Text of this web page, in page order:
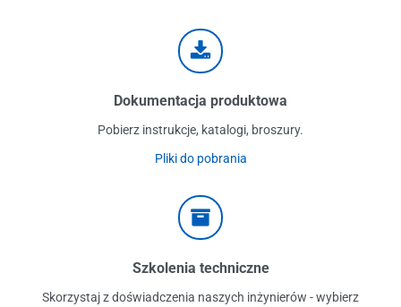
Dokumentacja produktowa
Pobierz instrukcje, katalogi, broszury.
Pliki do pobrania
Szkolenia techniczne
Skorzystaj z doświadczenia naszych inżynierów - wybierz